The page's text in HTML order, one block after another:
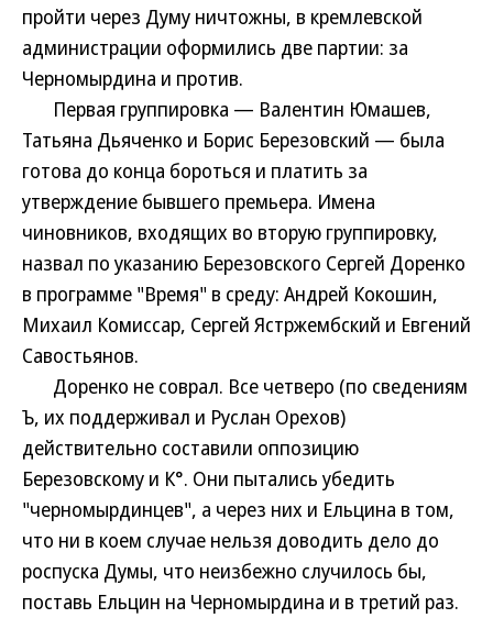
пройти через Думу ничтожны, в кремлевской
администрации оформились две партии: за
Черномырдина и против.
Первая группировка — Валентин Юмашев,
Татьяна Дьяченко и Борис Березовский — была
готова до конца бороться и платить за
утверждение бывшего премьера. Имена
чиновников, входящих во вторую группировку,
назвал по указанию Березовского Сергей Доренко
в программе "Время" в среду: Андрей Кокошин,
Михаил Комиссар, Сергей Ястржембский и Евгений
Савостьянов.
Доренко не соврал. Все четверо (по сведениям
Ъ, их поддерживал и Руслан Орехов)
действительно составили оппозицию
Березовскому и К°. Они пытались убедить
"черномырдинцев", а через них и Ельцина в том,
что ни в коем случае нельзя доводить дело до
роспуска Думы, что неизбежно случилось бы,
поставь Ельцин на Черномырдина и в третий раз.